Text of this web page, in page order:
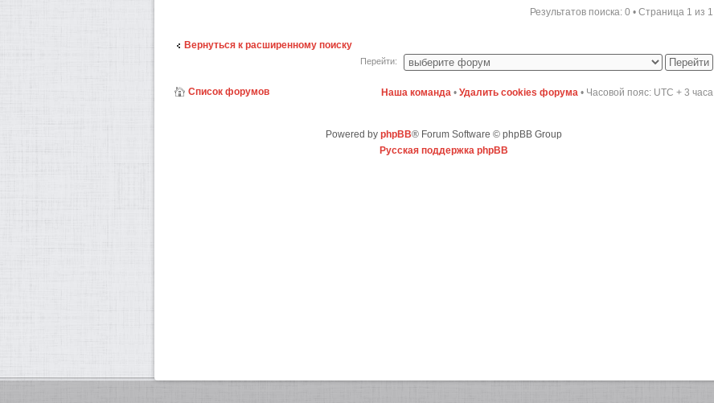
Результатов поиска: 0 • Страница 1 из 1
Вернуться к расширенному поиску
Перейти:
Список форумов Наша команда • Удалить cookies форума • Часовой пояс: UTC + 3 часа
Powered by phpBB® Forum Software © phpBB Group
Русская поддержка phpBB